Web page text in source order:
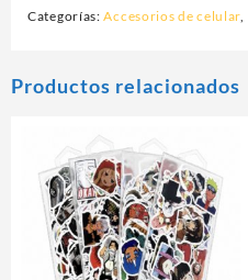
Categorías:Accesorios de celular,
Productos relacionados